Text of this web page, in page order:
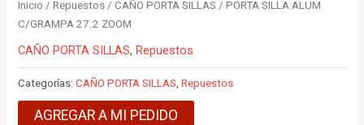
Inicio /Repuestos /CAÑO PORTA SILLAS / PORTA SILLA ALUM
C/GRAMPA 27.2 ZOOM
CAÑO PORTA SILLAS,Repuestos
Categorías:CAÑO PORTA SILLAS ,Repuestos
AGREGAR A MI PEDIDO